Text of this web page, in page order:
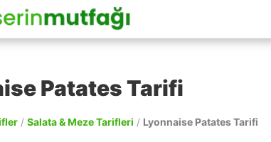
Patates Tarifi
/ Salata & Meze Tarifleri / Lyonnaise Patates Tarifi